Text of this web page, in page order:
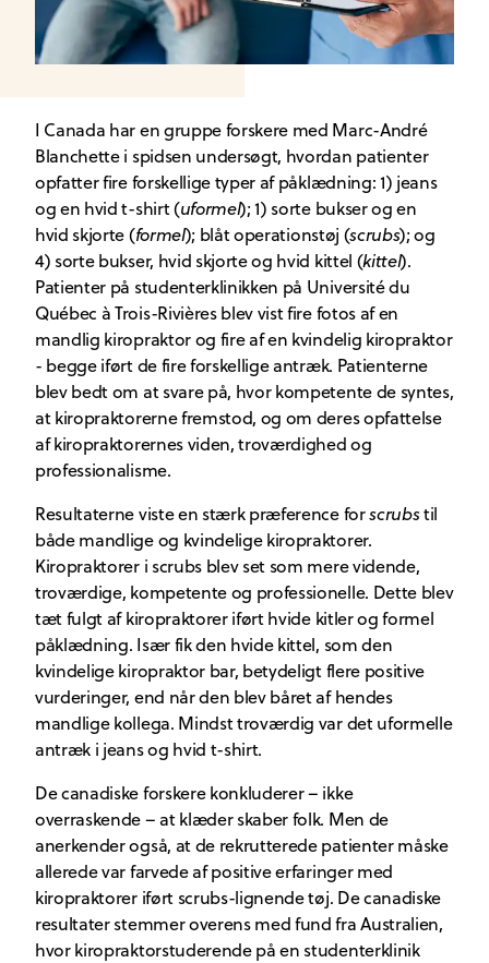
I Canada har en gruppe forskere med Marc-André
Blanchette i spidsen undersøgt, hvordan patienter
opfatter fire forskellige typer af påklædning: 1) jeans
og en hvid t-shirt (uformel); 1) sorte bukser og en
hvid skjorte (formel); blåt operationstøj (scrubs); og
4) sorte bukser, hvid skjorte og hvid kittel (kittel).
Patienter på studenterklinikken på Université du
Québec à Trois-Rivières blev vist fire fotos af en
mandlig kiropraktor og fire af en kvindelig kiropraktor
- begge iført de fire forskellige antræk. Patienterne
blev bedt om at svare på, hvor kompetente de syntes,
at kiropraktorerne fremstod, og om deres opfattelse
af kiropraktorernes viden, troværdighed og
professionalisme.
Resultaterne viste en stærk præference forscrubstil
både mandlige og kvindelige kiropraktorer.
Kiropraktorer i scrubs blev set som mere vidende,
troværdige, kompetente og professionelle. Dette blev
tæt fulgt af kiropraktorer iført hvide kitler og formel
påklædning. Især fik den hvide kittel, som den
kvindelige kiropraktor bar, betydeligt flere positive
vurderinger, end når den blev båret af hendes
mandlige kollega. Mindst troværdig var det uformelle
antræk i jeans og hvid t-shirt.
De canadiske forskere konkluderer – ikke
overraskende – at klæder skaber folk. Men de
anerkender også, at de rekrutterede patienter måske
allerede var farvede af positive erfaringer med
kiropraktorer iført scrubs-lignende tøj. De canadiske
resultater stemmer overens med fund fra Australien,
hvor kiropraktorstuderende på en studenterklinik